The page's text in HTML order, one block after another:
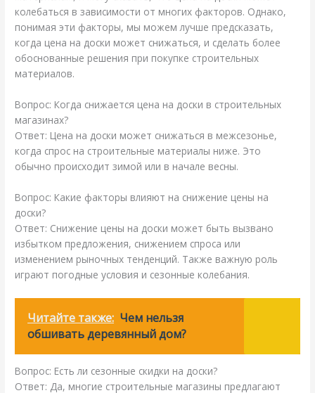
колебаться в зависимости от многих факторов. Однако,
понимая эти факторы, мы можем лучше предсказать,
когда цена на доски может снижаться, и сделать более
обоснованные решения при покупке строительных
материалов.
Вопрос: Когда снижается цена на доски в строительных
магазинах?
Ответ: Цена на доски может снижаться в межсезонье,
когда спрос на строительные материалы ниже. Это
обычно происходит зимой или в начале весны.
Вопрос: Какие факторы влияют на снижение цены на
доски?
Ответ: Снижение цены на доски может быть вызвано
избытком предложения, снижением спроса или
изменением рыночных тенденций. Также важную роль
играют погодные условия и сезонные колебания.
Читайте также: Чем нельзя
обшивать деревянный дом?
Вопрос: Есть ли сезонные скидки на доски?
Ответ: Да, многие строительные магазины предлагают